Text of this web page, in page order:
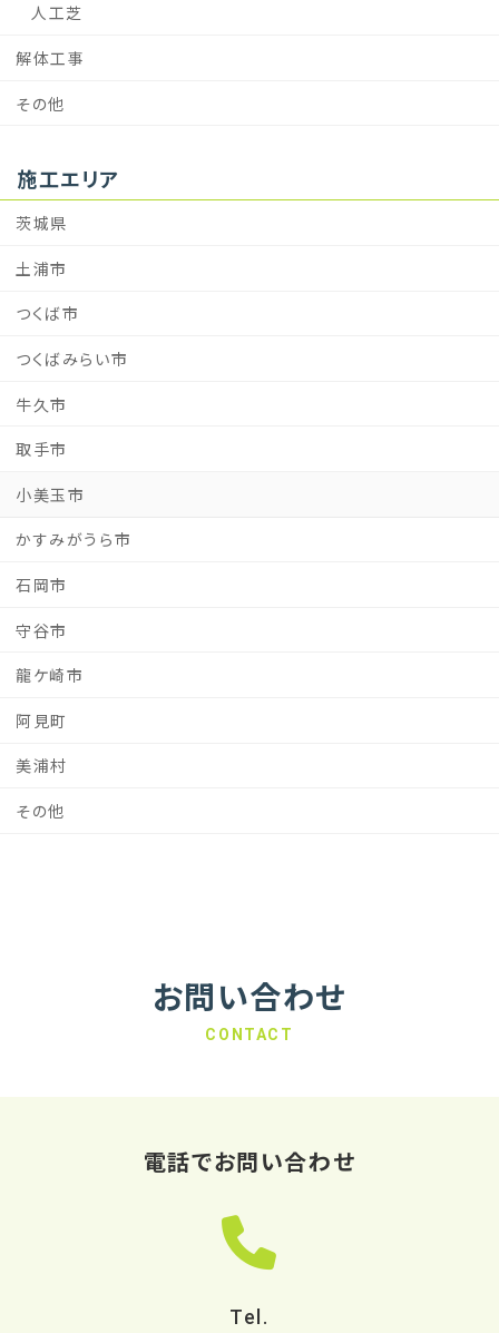
人工芝
解体工事
その他
施工エリア
茨城県
土浦市
つくば市
つくばみらい市
牛久市
取手市
小美玉市
かすみがうら市
石岡市
守谷市
龍ケ崎市
阿見町
美浦村
その他
お問い合わせ
CONTACT
電話でお問い合わせ
Tel.